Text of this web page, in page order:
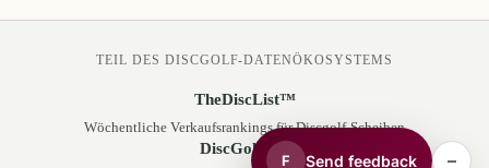
F Send feedback –
TEIL DES DISCGOLF-DATENÖKOSYSTEMS
TheDiscList™
Wöchentliche Verkaufsrankings für Discgolf-Scheiben
DiscGolfAPI